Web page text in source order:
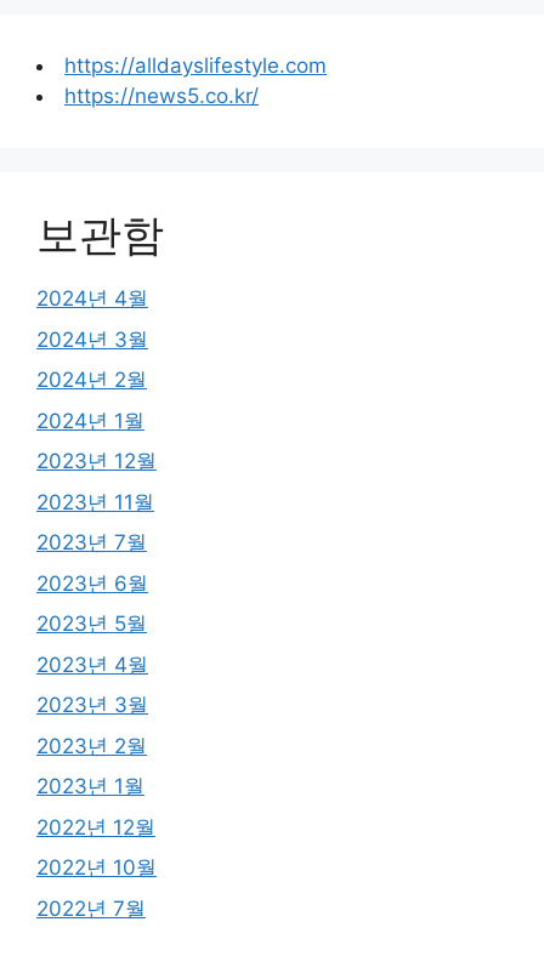
https://alldayslifestyle.com
https://news5.co.kr/
보관함
2024년 4월
2024년 3월
2024년 2월
2024년 1월
2023년 12월
2023년 11월
2023년 7월
2023년 6월
2023년 5월
2023년 4월
2023년 3월
2023년 2월
2023년 1월
2022년 12월
2022년 10월
2022년 7월